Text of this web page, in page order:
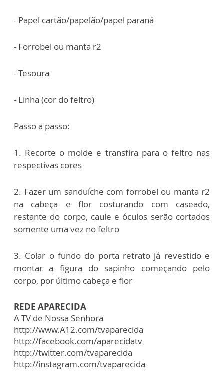
- Papel cartão/papelão/papel paraná
- Forrobel ou manta r2
- Tesoura
- Linha (cor do feltro)
Passo a passo:
1. Recorte o molde e transfira para o feltro nas
respectivas cores
2. Fazer um sanduíche com forrobel ou manta r2
na cabeça e flor costurando com caseado,
restante do corpo, caule e óculos serão cortados
somente uma vez no feltro
3. Colar o fundo do porta retrato já revestido e
montar a figura do sapinho começando pelo
corpo, por último cabeça e flor
REDE APARECIDA
A TV de Nossa Senhora
http://www.A12.com/tvaparecida
http://facebook.com/aparecidatv
http://twitter.com/tvaparecida
http://instagram.com/tvaparecida